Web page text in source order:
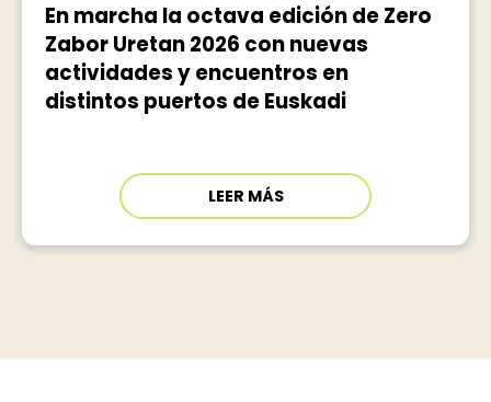
En marcha la octava edición de Zero
Zabor Uretan 2026 con nuevas
actividades y encuentros en
distintos puertos de Euskadi
LEER MÁS